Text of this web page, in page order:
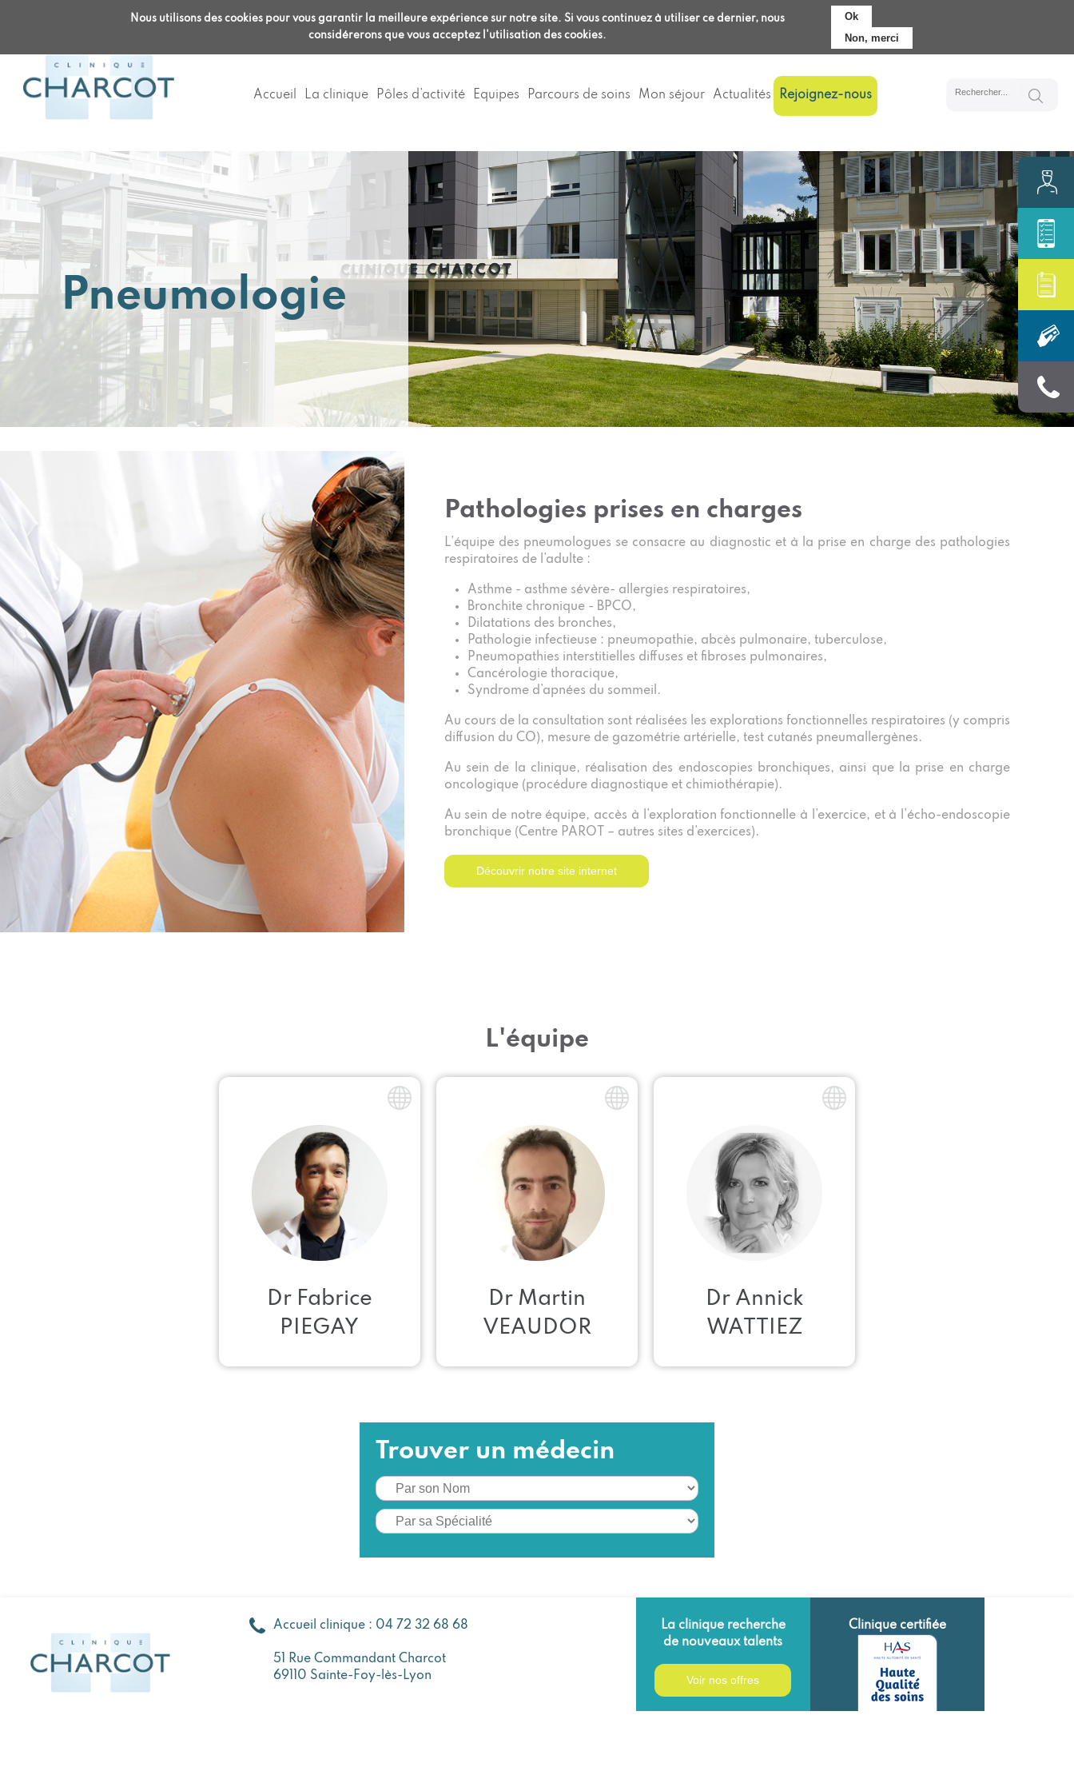
Nous utilisons des cookies pour vous garantir la meilleure expérience sur notre site. Si vous continuez à utiliser ce dernier, nous
considérerons que vous acceptez l'utilisation des cookies.
Ok
Non, merci
Aller
au
RDV en ligne
04 22 120 120
RDV en ligne
04 72 32 69 69
Pré-admission
Accueil La clinique Pôles d’activité Equipes Parcours de soins Mon séjour Actualités Rejoignez-nous
Pneumologie
Pathologies prises en charges
L’équipe des pneumologues se consacre au diagnostic et à la prise en charge des pathologies
respiratoires de l’adulte :
Asthme - asthme sévère- allergies respiratoires,
Bronchite chronique - BPCO,
Dilatations des bronches,
Pathologie infectieuse : pneumopathie, abcès pulmonaire, tuberculose,
Pneumopathies interstitielles diffuses et fibroses pulmonaires,
Cancérologie thoracique,
Syndrome d’apnées du sommeil.
Au cours de la consultation sont réalisées les explorations fonctionnelles respiratoires (y compris
diffusion du CO), mesure de gazométrie artérielle, test cutanés pneumallergènes.
Au sein de la clinique, réalisation des endoscopies bronchiques, ainsi que la prise en charge
oncologique (procédure diagnostique et chimiothérapie).
Au sein de notre équipe, accès à l’exploration fonctionnelle à l’exercice, et à l’écho-endoscopie
bronchique (Centre PAROT – autres sites d’exercices).
Découvrir notre site internet
L'équipe
Dr Fabrice
PIEGAY
Dr Martin
VEAUDOR
Dr Annick
WATTIEZ
Trouver un médecin
Accueil clinique : 04 72 32 68 68
51 Rue Commandant Charcot
69110 Sainte-Foy-lès-Lyon
La clinique recherche
de nouveaux talents
Voir nos offres
Clinique certifiée